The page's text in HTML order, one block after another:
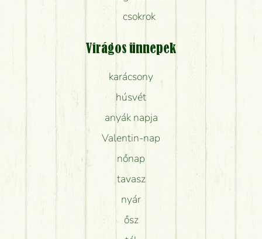
csokrok
Virágos ünnepek
karácsony
húsvét
anyák napja
Valentin-nap
nőnap
tavasz
nyár
ősz